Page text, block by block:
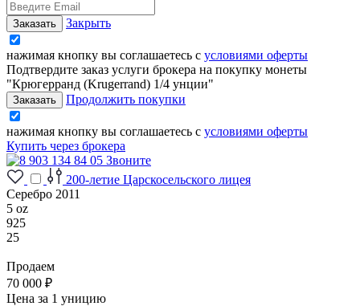
Закрыть
нажимая кнопку вы соглашаетесь с условиями оферты
Подтвердите заказ услуги брокера на покупку монеты
"Крюгерранд (Krugerrand) 1/4 унции"
Продолжить покупки
нажимая кнопку вы соглашаетесь с условиями оферты
Купить через брокера
Звоните
200-летие Царскосельского лицея
Серебро 2011
5 oz
925
25
Продаем
70 000 ₽
Цена за 1 уницию